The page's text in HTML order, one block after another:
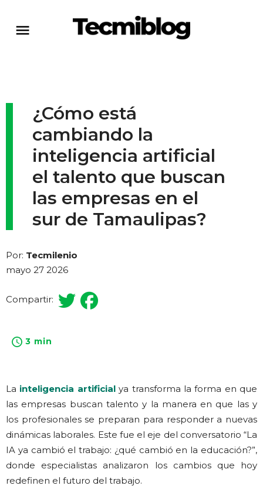
¿Cómo está
cambiando la
inteligencia artificial
el talento que buscan
las empresas en el
sur de Tamaulipas?
Por: Tecmilenio
mayo 27 2026
Compartir:
3 min
La inteligencia artificialya transforma la forma en que
las empresas buscan talento y la manera en que las y
los profesionales se preparan para responder a nuevas
dinámicas laborales. Este fue el eje del conversatorio “La
IA ya cambió el trabajo: ¿qué cambió en la educación?”,
donde especialistas analizaron los cambios que hoy
redefinen el futuro del trabajo.